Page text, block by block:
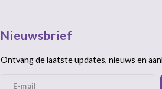
Nieuwsbrief
Ontvang de laatste updates, nieuws en